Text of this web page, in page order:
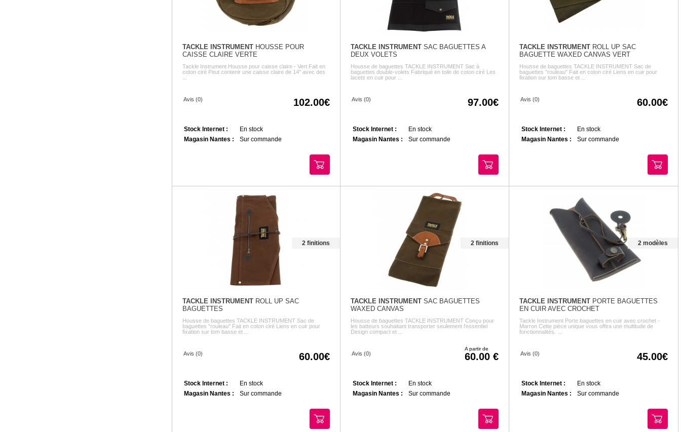
TACKLE INSTRUMENTHOUSSE POUR
CAISSE CLAIRE VERTE
Tackle Instrument Housse pour caisse claire - Vert Fait en
coton ciré Peut contenir une caisse claire de 14" avec des
Avis (0) 102.00
Stock Internet :
En stock
Magasin Nantes :
Sur commande
TACKLE INSTRUMENTSAC BAGUETTES A
DEUX VOLETS
Housse de baguettes TACKLE INSTRUMENT Sac à
baguettes double-volets Fabriqué en toile de coton ciré Les
lacets en cuir pour ...
Avis (0) 97.00
Stock Internet :
En stock
Magasin Nantes :
Sur commande
TACKLE INSTRUMENT ROLL UP SAC
BAGUETTE WAXED CANVAS VERT
Housse de baguettes TACKLE INSTRUMENT Sac de
baguettes "rouleau" Fait en coton ciré Liens en cuir pour
fixation sur tom basse et ...
Avis (0) 60.00
Stock Internet :
En stock
Magasin Nantes :
Sur commande
2 finitions
TACKLE INSTRUMENTROLL UP SAC
BAGUETTES
Housse de baguettes TACKLE INSTRUMENT Sac de
baguettes "rouleau" Fait en coton ciré Liens en cuir pour
fixation sur tom basse et ...
Avis (0) 60.00
Stock Internet :
En stock
Magasin Nantes :
Sur commande
2 finitions
TACKLE INSTRUMENTSAC BAGUETTES
WAXED CANVAS
Housse de baguettes TACKLE INSTRUMENT Conçu pour
les batteurs souhaitant transporter seulement l'essentiel
Design compact et ...
Avis (0)
A partir de
60.00
Stock Internet :
En stock
Magasin Nantes :
Sur commande
2 modèles
TACKLE INSTRUMENT PORTE BAGUETTES
EN CUIR AVEC CROCHET
Tackle Instrument Porte baguettes en cuir avec crochet -
Marron Cette pièce unique vous offira une multitude de
fonctionnalités. ...
Avis (0) 45.00
Stock Internet :
En stock
Magasin Nantes :
Sur commande